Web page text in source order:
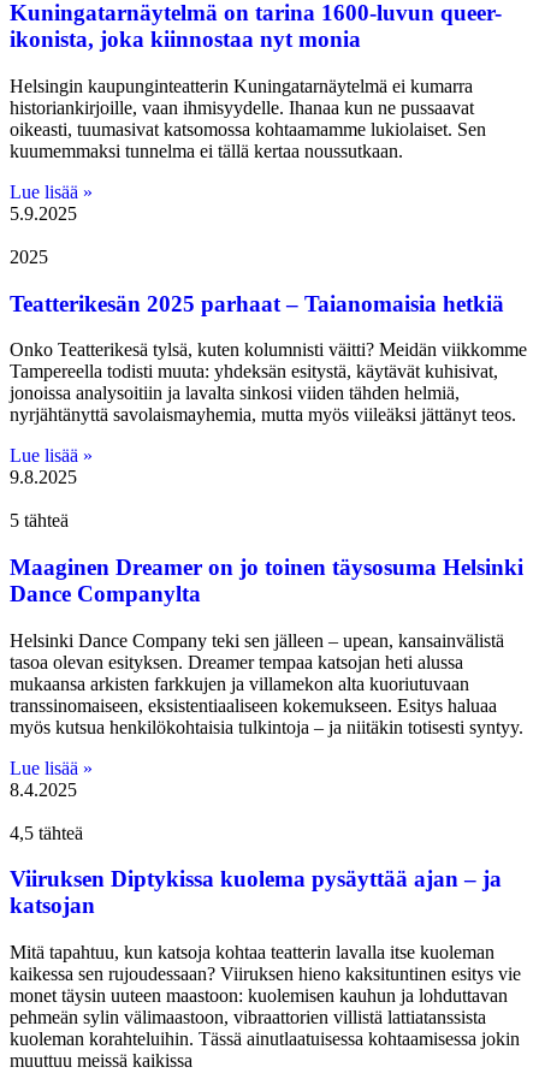
Kuningatarnäytelmä on tarina 1600-luvun queer-
ikonista, joka kiinnostaa nyt monia
Helsingin kaupunginteatterin Kuningatarnäytelmä ei kumarra
historiankirjoille, vaan ihmisyydelle. Ihanaa kun ne pussaavat
oikeasti, tuumasivat katsomossa kohtaamamme lukiolaiset. Sen
kuumemmaksi tunnelma ei tällä kertaa noussutkaan.
Lue lisää »
5.9.2025
2025
Teatterikesän 2025 parhaat – Taianomaisia hetkiä
Onko Teatterikesä tylsä, kuten kolumnisti väitti? Meidän viikkomme
Tampereella todisti muuta: yhdeksän esitystä, käytävät kuhisivat,
jonoissa analysoitiin ja lavalta sinkosi viiden tähden helmiä,
nyrjähtänyttä savolaismayhemia, mutta myös viileäksi jättänyt teos.
Lue lisää »
9.8.2025
5 tähteä
Maaginen Dreamer on jo toinen täysosuma Helsinki
Dance Companylta
Helsinki Dance Company teki sen jälleen – upean, kansainvälistä
tasoa olevan esityksen. Dreamer tempaa katsojan heti alussa
mukaansa arkisten farkkujen ja villamekon alta kuoriutuvaan
transsinomaiseen, eksistentiaaliseen kokemukseen. Esitys haluaa
myös kutsua henkilökohtaisia tulkintoja – ja niitäkin totisesti syntyy.
Lue lisää »
8.4.2025
4,5 tähteä
Viiruksen Diptykissa kuolema pysäyttää ajan – ja
katsojan
Mitä tapahtuu, kun katsoja kohtaa teatterin lavalla itse kuoleman
kaikessa sen rujoudessaan? Viiruksen hieno kaksituntinen esitys vie
monet täysin uuteen maastoon: kuolemisen kauhun ja lohduttavan
pehmeän sylin välimaastoon, vibraattorien villistä lattiatanssista
kuoleman korahteluihin. Tässä ainutlaatuisessa kohtaamisessa jokin
muuttuu meissä kaikissa